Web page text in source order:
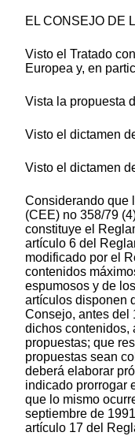
EL CONSEJO DE
Visto el Tratado
Europea y, en
Vista la propuesta
Visto el dictamen
Visto el dictamen
Considerando que
(CEE) no 358/79
constituye el
artículo 6 del
modificado por el
contenidos
espumosos y de
artículos disponen
Consejo, antes del
dichos contenidos,
propuestas; que
propuestas sean
deberá elaborar
indicado prorrogar
que lo mismo
septiembre de
artículo 17 del